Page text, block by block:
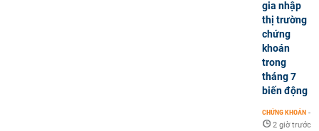
gia nhập
thị trường
chứng
khoán
trong
tháng 7
biến động
CHỨNG KHOÁN -
2 giờ trước